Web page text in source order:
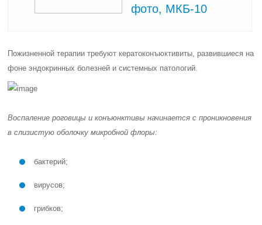
фото, МКБ-10
Пожизненной терапии требуют кератоконъюктивиты, развившиеся на
фоне эндокринных болезней и системных патологий.
Воспаление роговицы и конъюнктивы начинается с проникновения
в слизистую оболочку микробной флоры:
бактерий;
вирусов;
грибков;